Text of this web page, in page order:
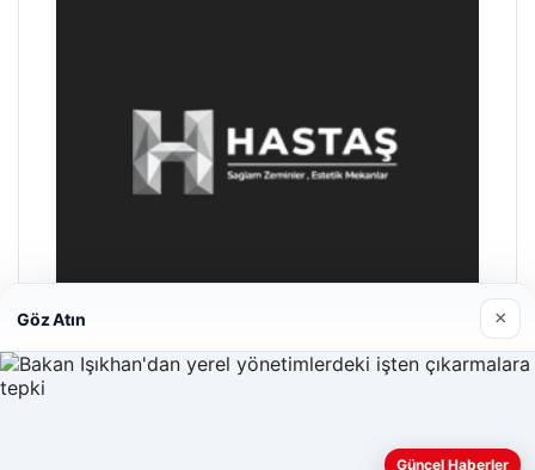
Göz Atın ×
Güncel Haberler